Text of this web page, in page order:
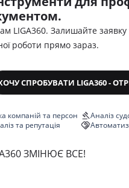
LIGA360. Залишайте
роботи прямо зараз.
СПРОБУВАТИ LIGA360 -
компаній та персон
та репутація
Аналіз
ЗМІНЮЄ ВСЕ!